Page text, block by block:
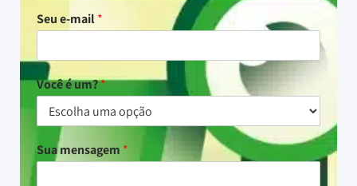
Seu e-mail*
Você é um?*
Sua mensagem *